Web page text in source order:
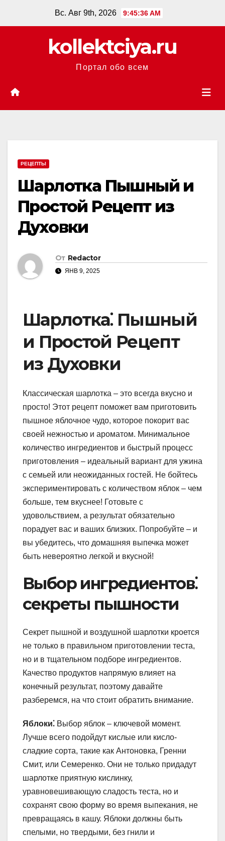
Вс. Авг 9th, 2026 9:45:37 AM
kollektciya.ru
Портал обо всем
РЕЦЕПТЫ
Шарлотка Пышный и
Простой Рецепт из
Духовки
От Redactor
ЯНВ 9, 2025
Шарлотка⁚ Пышный
и Простой Рецепт
из Духовки
Классическая шарлотка – это всегда вкусно и
просто! Этот рецепт поможет вам приготовить
пышное яблочное чудо, которое покорит вас
своей нежностью и ароматом. Минимальное
количество ингредиентов и быстрый процесс
приготовления – идеальный вариант для ужина
с семьей или неожиданных гостей. Не бойтесь
экспериментировать с количеством яблок – чем
больше, тем вкуснее! Готовьте с
удовольствием, а результат обязательно
порадует вас и ваших близких. Попробуйте – и
вы убедитесь, что домашняя выпечка может
быть невероятно легкой и вкусной!
Выбор ингредиентов⁚
секреты пышности
Секрет пышной и воздушной шарлотки кроется
не только в правильном приготовлении теста,
но и в тщательном подборе ингредиентов.
Качество продуктов напрямую влияет на
конечный результат, поэтому давайте
разберемся, на что стоит обратить внимание.
Яблоки⁚ Выбор яблок – ключевой момент.
Лучше всего подойдут кислые или кисло-
сладкие сорта, такие как Антоновка, Гренни
Смит, или Семеренко. Они не только придадут
шарлотке приятную кислинку,
уравновешивающую сладость теста, но и
сохранят свою форму во время выпекания, не
превращаясь в кашу. Яблоки должны быть
спелыми, но твердыми, без гнили и